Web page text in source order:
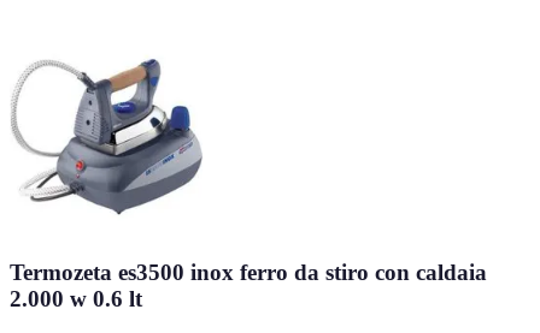
Termozeta es3500 inox ferro da stiro con caldaia
2.000 w 0.6 lt